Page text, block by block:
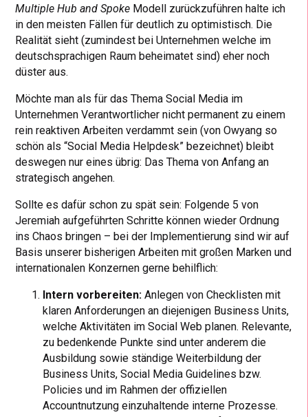
Multiple Hub and Spoke Modell zurückzuführen halte ich
in den meisten Fällen für deutlich zu optimistisch. Die
Realität sieht (zumindest bei Unternehmen welche im
deutschsprachigen Raum beheimatet sind) eher noch
düster aus.
Möchte man als für das Thema Social Media im
Unternehmen Verantwortlicher nicht permanent zu einem
rein reaktiven Arbeiten verdammt sein (von Owyang so
schön als “Social Media Helpdesk” bezeichnet) bleibt
deswegen nur eines übrig: Das Thema von Anfang an
strategisch angehen.
Sollte es dafür schon zu spät sein: Folgende 5 von
Jeremiah aufgeführten Schritte können wieder Ordnung
ins Chaos bringen – bei der Implementierung sind wir auf
Basis unserer bisherigen Arbeiten mit großen Marken und
internationalen Konzernen gerne behilflich:
Intern vorbereiten:Anlegen von Checklisten mit
klaren Anforderungen an diejenigen Business Units,
welche Aktivitäten im Social Web planen. Relevante,
zu bedenkende Punkte sind unter anderem die
Ausbildung sowie ständige Weiterbildung der
Business Units, Social Media Guidelines bzw.
Policies und im Rahmen der offiziellen
Accountnutzung einzuhaltende interne Prozesse.